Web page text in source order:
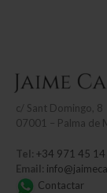
c/ Sant Domingo, 8
07001 – Palma de
Tel: +34 971 45 14
Email:
Contactar